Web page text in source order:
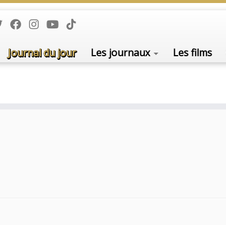
Journal du jour Les journaux Les films